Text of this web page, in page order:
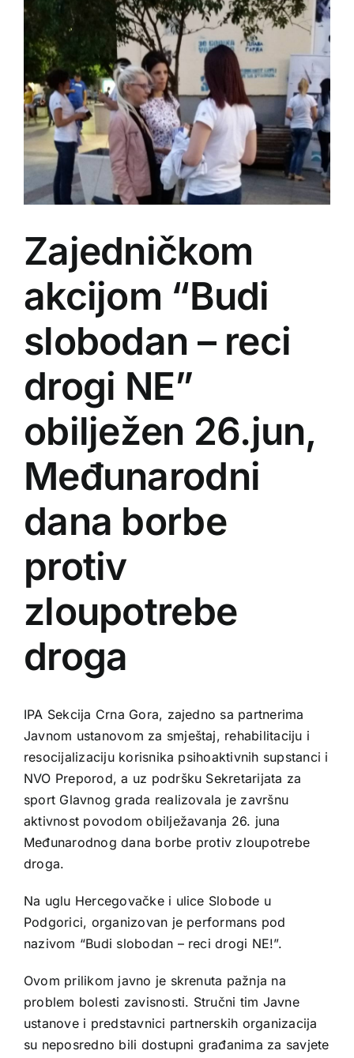
Zajedničkom
akcijom “Budi
slobodan – reci
drogi NE”
obilježen 26.jun,
Međunarodni
dana borbe
protiv
zloupotrebe
droga
IPA Sekcija Crna Gora, zajedno sa partnerima
Javnom ustanovom za smještaj, rehabilitaciju i
resocijalizaciju korisnika psihoaktivnih supstanci i
NVO Preporod, a uz podršku Sekretarijata za
sport Glavnog grada realizovala je završnu
aktivnost povodom obilježavanja 26. juna
Međunarodnog dana borbe protiv zloupotrebe
droga.
Na uglu Hercegovačke i ulice Slobode u
Podgorici, organizovan je performans pod
nazivom “Budi slobodan – reci drogi NE!”.
Ovom prilikom javno je skrenuta pažnja na
problem bolesti zavisnosti. Stručni tim Javne
ustanove i predstavnici partnerskih organizacija
su neposredno bili dostupni građanima za savjete